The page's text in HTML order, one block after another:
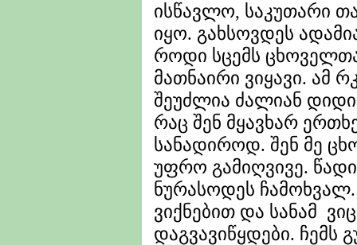
ისწავლო, საკუთარი
იყო. გახსოვდეს
როდი სცემს
მათნაირი ვიყავი. ამ
შეუძლია ძალიან დიდი
რაც შენ მყავხარ
სანადიროდ. შენ მე
უფრო გამიღვივე.
ნურასოდეს ჩამოხვალ.
ვიქნებით და სანამ
დაგვავიწყდები. ჩემს